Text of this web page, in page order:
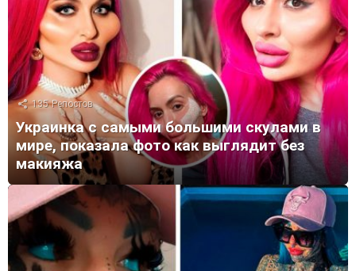
135 Репостов
Украинка с самыми большими скулами в
мире, показала фото как выглядит без
макияжа